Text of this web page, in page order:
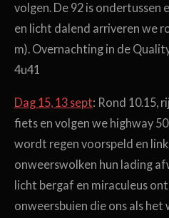
volgen. De 92 is ondertussen
en licht dalend arriveren we
m). Overnachting in de
4u41
Dag 15, 13 sept: Rond 10.15,
fiets en volgen we highway
wordt regen voorspeld en
onweerswolken hun lading
licht bergaf en miraculeus
onweersbuien die ons als